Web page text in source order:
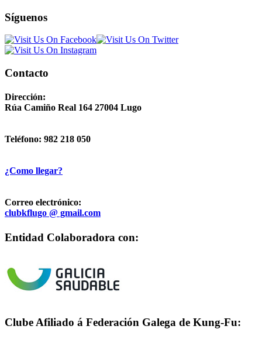
Síguenos
Contacto
Dirección:
Rúa Camiño Real 164 27004 Lugo
Teléfono: 982 218 050
¿Como llegar?
Correo electrónico:
clubkflugo @ gmail.com
Entidad Colaboradora con:
Clube Afiliado á Federación Galega de Kung-Fu: